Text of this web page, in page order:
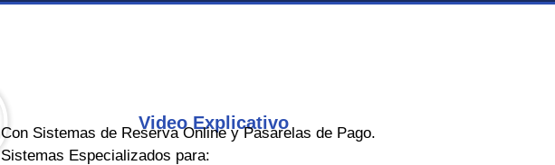
Video Explicativo
Con Sistemas de Reserva Online y Pasarelas de Pago.
Sistemas Especializados para: